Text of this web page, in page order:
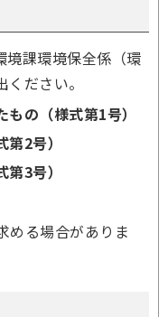
境課環境保全係（環
ださい。
の（様式第1号）
2号）
3号）
める場合がありま